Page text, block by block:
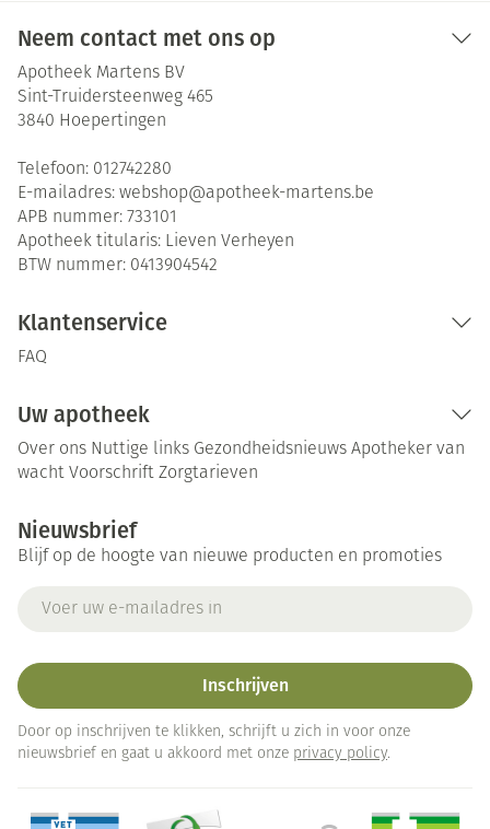
Neem contact met ons op
Apotheek Martens BV
Sint-Truidersteenweg 465
3840 Hoepertingen
Telefoon: 012742280
E-mailadres: webshop@apotheek-martens.be
APB nummer: 733101
Apotheek titularis: Lieven Verheyen
BTW nummer: 0413904542
Klantenservice
FAQ
Uw apotheek
Over ons Nuttige links Gezondheidsnieuws Apotheker van
wacht Voorschrift Zorgtarieven
Nieuwsbrief
Blijf op de hoogte van nieuwe producten en promoties
Inschrijven
Door op inschrijven te klikken, schrijft u zich in voor onze
nieuwsbrief en gaat u akkoord met onze privacy policy.